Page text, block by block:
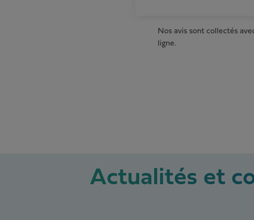
Nos avis sont collectés
ligne.
Actualités et